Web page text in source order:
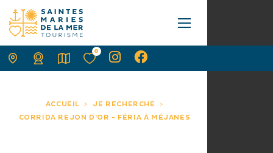
ACCUEIL
JE RECHERCHE
CORRIDA REJON D'OR - FÉRIA À MÉJANES
0